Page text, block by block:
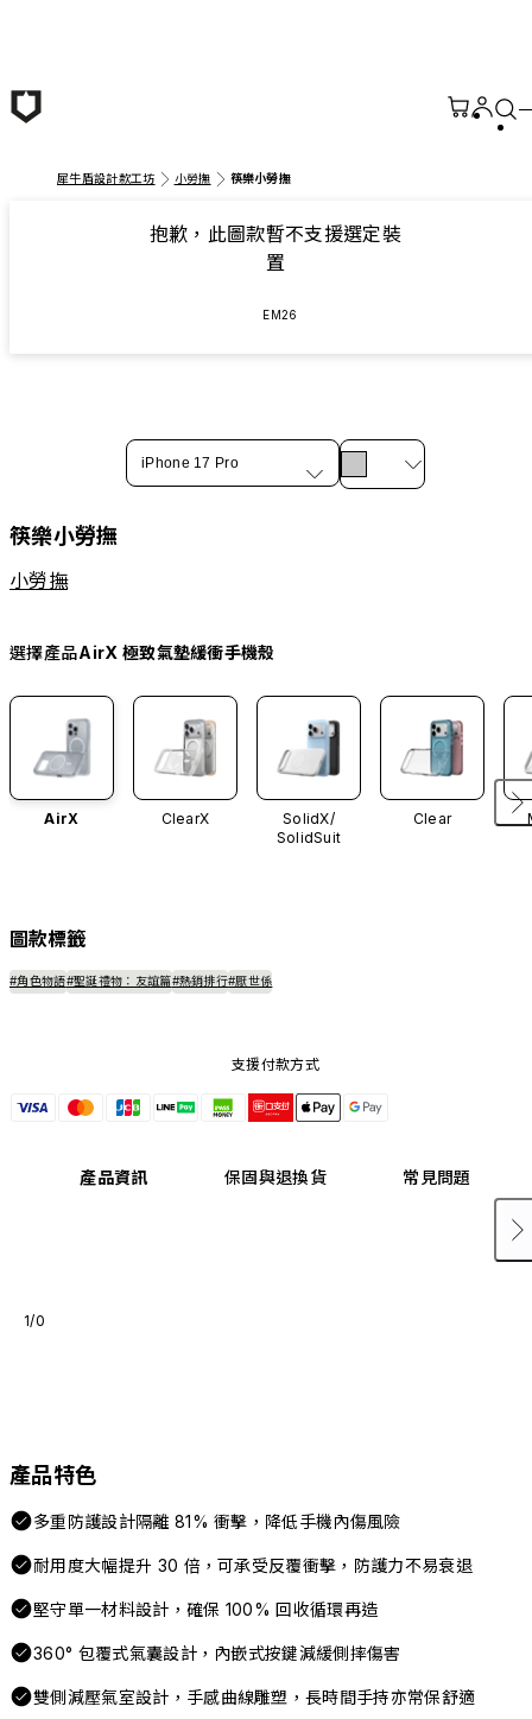
犀牛盾設計款工坊 小勞撫 筷樂小勞撫
抱歉，此圖款暫不支援選定裝
置
EM26
iPhone 17 Pro
筷樂小勞撫
小勞撫
選擇產品AirX 極致氣墊緩衝手機殼
AirX ClearX
SolidX/
SolidSuit
Clear
圖款標籤
#角色物語#聖誕禮物：友誼篇#熱銷排行#厭世係
支援付款方式
產品資訊 保固與退換貨 常見問題
1/0
產品特色
多重防護設計隔離 81% 衝擊，降低手機內傷風險
耐用度大幅提升 30 倍，可承受反覆衝擊，防護力不易衰退
堅守單一材料設計，確保 100% 回收循環再造
360° 包覆式氣囊設計，內嵌式按鍵減緩側摔傷害
雙側減壓氣室設計，手感曲線雕塑，長時間手持亦常保舒適